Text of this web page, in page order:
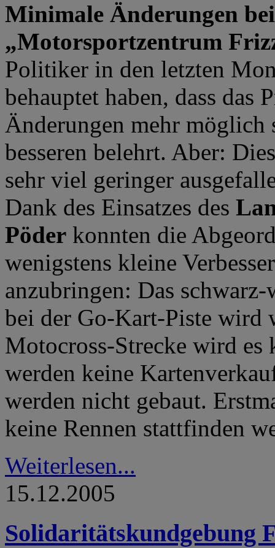
Minimale Änderungen
„Motorsportzentrum
Politiker in den letzten
behauptet haben, dass das
Änderungen mehr möglich
besseren belehrt. Aber:
sehr viel geringer
Dank des Einsatzes des
Pöder konnten die
wenigstens kleine
anzubringen: Das
bei der Go-Kart-Piste wird
Motocross-Strecke wird es
werden keine
werden nicht gebaut.
keine Rennen stattfinden
Weiterlesen...
15.12.2005
Solidaritätskundgebung